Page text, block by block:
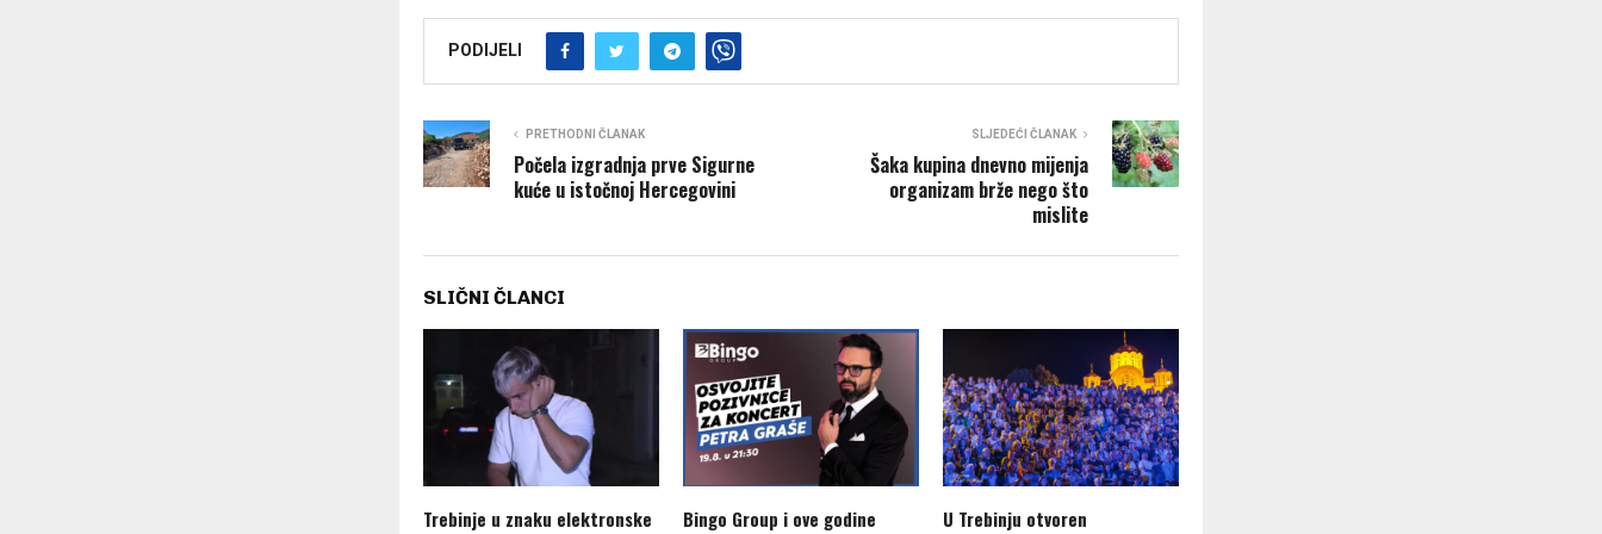
PODIJELI
PRETHODNI ČLANAK
Počela izgradnja prve Sigurne
kuće u istočnoj Hercegovini
SLJEDEĆI ČLANAK
Šaka kupina dnevno mijenja
organizam brže nego što
mislite
SLIČNI ČLANCI
Trebinje u znaku elektronske
Bingo Group i ove godine
U Trebinju otvoren